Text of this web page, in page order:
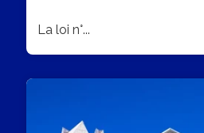
La loi n°...